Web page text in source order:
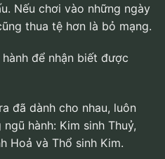
Nếu chơi vào những ngày
thua tệ hơn là bỏ mạng.
để nhận biết được
đã dành cho nhau, luôn
hành: Kim sinh Thuỷ,
Hoả và Thổ sinh Kim.